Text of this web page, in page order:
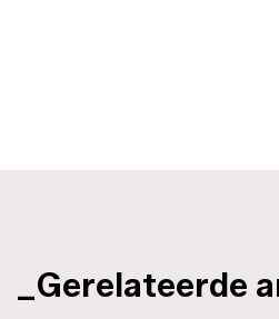
_Gerelateerde